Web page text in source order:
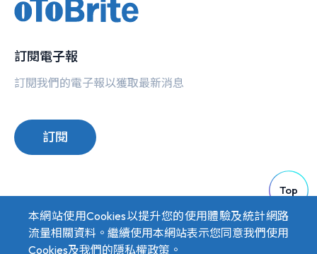
本網站使用Cookies以提升您的使用體驗及統計網路
流量相關資料。繼續使用本網站表示您同意我們使用
Cookies及我們的隱私權政策 。
訂閱電子報
訂閱我們的電子報以獲取最新消息
訂閱
Top